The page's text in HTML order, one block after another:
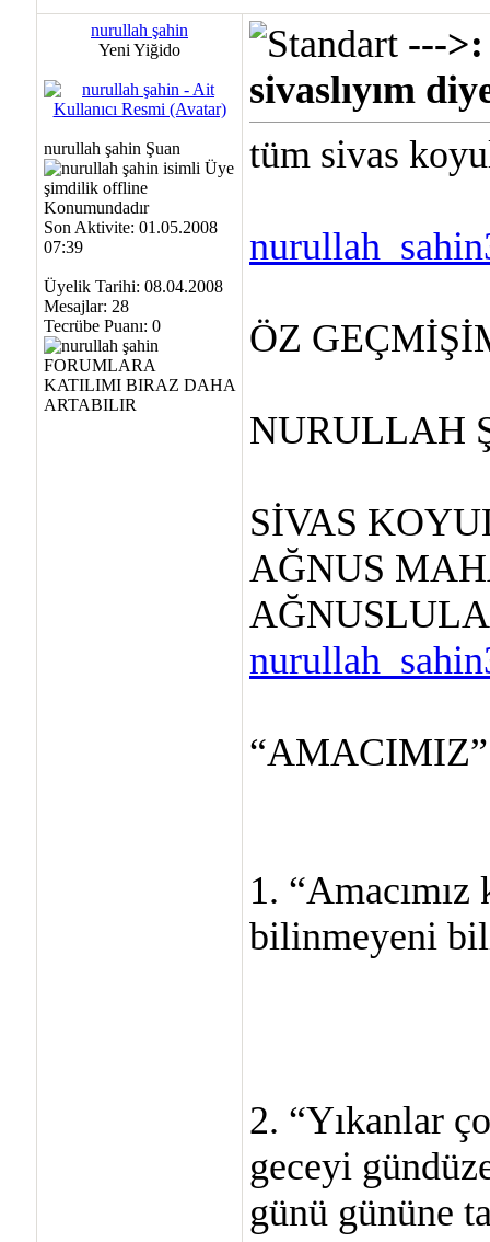
nurullah şahin
Yeni Yiğido
nurullah şahin Şuan
Son Aktivite: 01.05.2008
07:39
Üyelik Tarihi: 08.04.2008
Mesajlar: 28
Tecrübe Puanı: 0
---
sivaslıyım
tüm sivas
ÖZ
NURULLAH
SİVAS
AĞNUS
“AMACIMIZ”
1. “Amacımız
bilinmeyeni
2. “Yıkanlar
geceyi
günü gününe